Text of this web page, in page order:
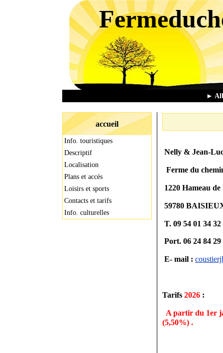
►
accueil
Info. touristiques
Descriptif
Localisation
Plans et accés
Loisirs et sports
Contacts et tarifs
Info. culturelles
Nelly & Jean-
Ferme du
1220 Hameau
59780
T. 09 54 01 34 32
Port. 06 24 84 29
E- mail :
Tarifs 2026 :
A partir du 1er
(5,50%) .